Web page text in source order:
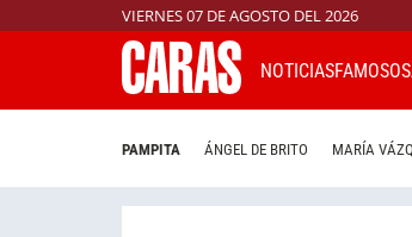
VIERNES 07 DE AGOSTO DEL 2026
NOTICIASFAMOSOS
PAMPITA ÁNGEL DE BRITO MARÍA